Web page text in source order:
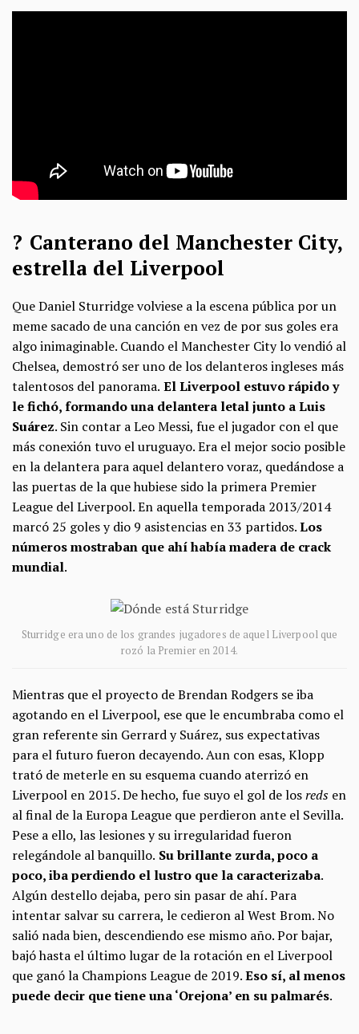
? Canterano del Manchester City,
estrella del Liverpool
Que Daniel Sturridge volviese a la escena pública por un
meme sacado de una canción en vez de por sus goles era
algo inimaginable. Cuando el Manchester City lo vendió al
Chelsea, demostró ser uno de los delanteros ingleses más
talentosos del panorama. El Liverpool estuvo rápido y
le fichó, formando una delantera letal junto a Luis
Suárez. Sin contar a Leo Messi, fue el jugador con el que
más conexión tuvo el uruguayo. Era el mejor socio posible
en la delantera para aquel delantero voraz, quedándose a
las puertas de la que hubiese sido la primera Premier
League del Liverpool. En aquella temporada 2013/2014
marcó 25 goles y dio 9 asistencias en 33 partidos.Los
números mostraban que ahí había madera de crack
mundial.
Sturridge era uno de los grandes jugadores de aquel Liverpool que
rozó la Premier en 2014.
Mientras que el proyecto de Brendan Rodgers se iba
agotando en el Liverpool, ese que le encumbraba como el
gran referente sin Gerrard y Suárez, sus expectativas
para el futuro fueron decayendo. Aun con esas, Klopp
trató de meterle en su esquema cuando aterrizó en
Liverpool en 2015. De hecho, fue suyo el gol de losreds en
al final de la Europa League que perdieron ante el Sevilla.
Pese a ello, las lesiones y su irregularidad fueron
relegándole al banquillo. Su brillante zurda, poco a
poco, iba perdiendo el lustro que la caracterizaba.
Algún destello dejaba, pero sin pasar de ahí. Para
intentar salvar su carrera, le cedieron al West Brom. No
salió nada bien, descendiendo ese mismo año. Por bajar,
bajó hasta el último lugar de la rotación en el Liverpool
que ganó la Champions League de 2019.Eso sí, al menos
puede decir que tiene una ‘Orejona’ en su palmarés.